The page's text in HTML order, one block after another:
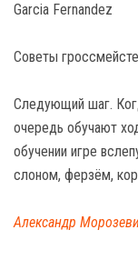
Garcia Fernandez
Советы
Следующий шаг.
очередь обучают
обучении игре
слоном, ферзём,
Александр